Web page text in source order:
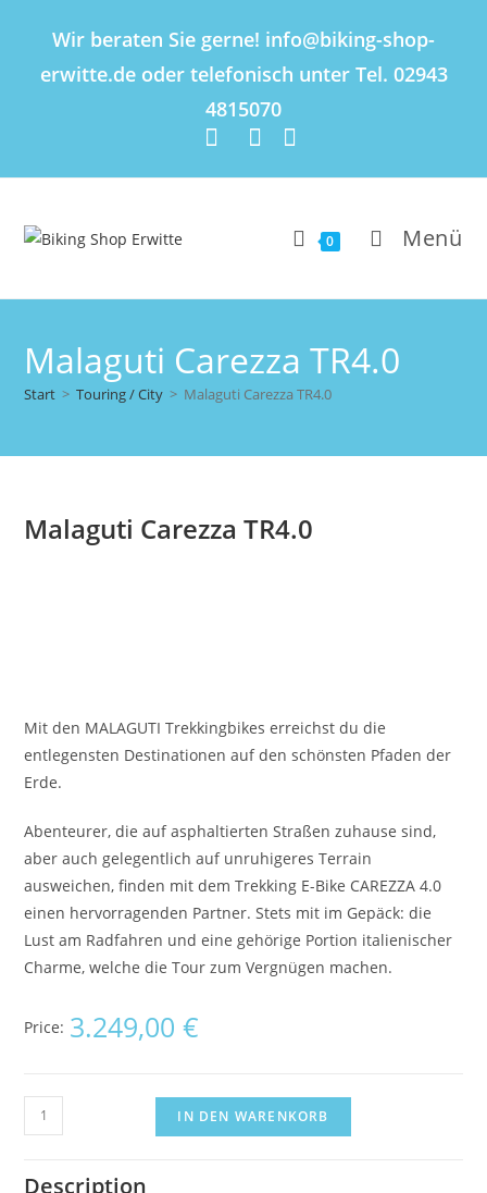
Wir beraten Sie gerne! info@biking-shop-
erwitte.de oder telefonisch unter Tel. 02943
4815070
0 Menü
Malaguti Carezza TR4.0
Start > Touring / City > Malaguti Carezza TR4.0
Malaguti Carezza TR4.0
Mit den MALAGUTI Trekkingbikes erreichst du die
entlegensten Destinationen auf den schönsten Pfaden der
Erde.
Abenteurer, die auf asphaltierten Straßen zuhause sind,
aber auch gelegentlich auf unruhigeres Terrain
ausweichen, finden mit dem Trekking E-Bike CAREZZA 4.0
einen hervorragenden Partner. Stets mit im Gepäck: die
Lust am Radfahren und eine gehörige Portion italienischer
Charme, welche die Tour zum Vergnügen machen.
Price: 3.249,00€
IN DEN WARENKORB
Description